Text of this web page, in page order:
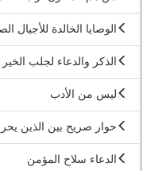
الوصايا الخالدة للأجيال
الذكر والدعاء لجلب
ليس من الأدب
حوار صريح بين الذين
الدعاء سلاح المؤمن